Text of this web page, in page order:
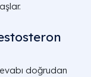
doğrudan